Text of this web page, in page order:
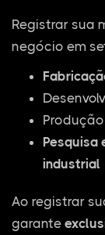
Registrar sua
negócio em
Pesquisa
industrial
Ao registrar
garante